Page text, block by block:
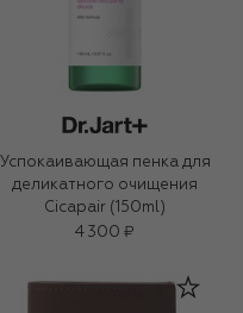
Успокаивающая пенка для
деликатного очищения
Cicapair (150ml)
4 300 ₽